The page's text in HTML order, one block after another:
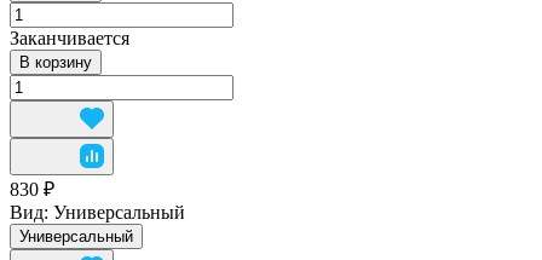
Заканчивается
В корзину
830 ₽
Вид: Универсальный
Универсальный